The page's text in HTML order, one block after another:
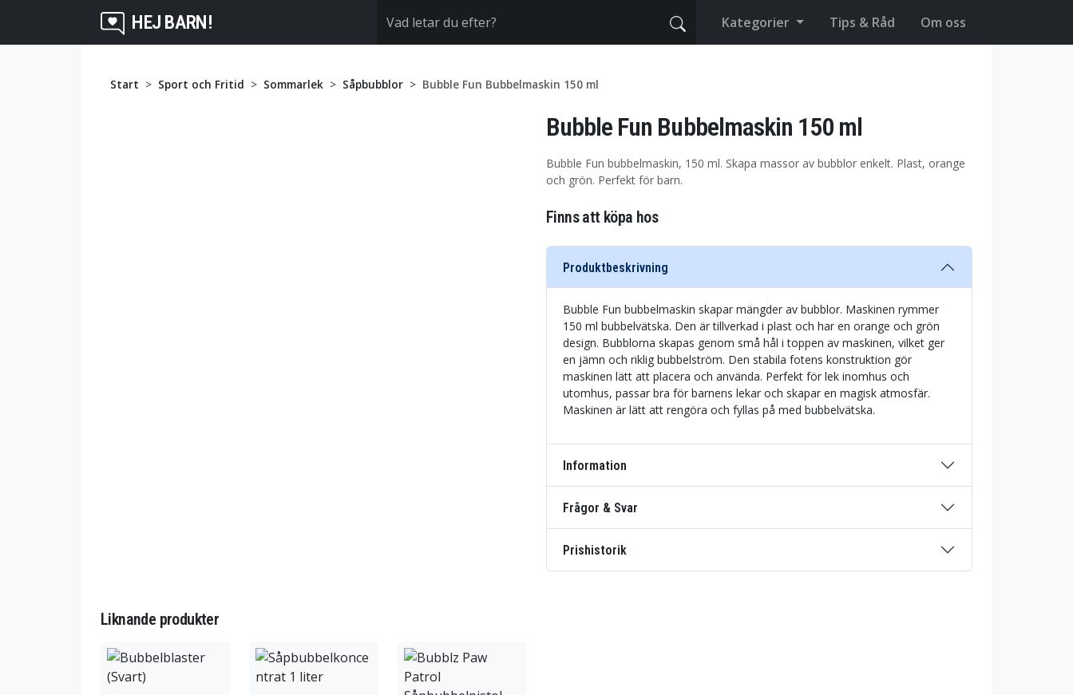
HEJ BARN! Kategorier Tips & Råd Om oss
Start Sport och Fritid Sommarlek Såpbubblor Bubble Fun Bubbelmaskin 150 ml
Bubble Fun Bubbelmaskin 150 ml
Bubble Fun bubbelmaskin, 150 ml. Skapa massor av bubblor enkelt. Plast, orange
och grön. Perfekt för barn.
Finns att köpa hos
Produktbeskrivning
Bubble Fun bubbelmaskin skapar mängder av bubblor. Maskinen rymmer
150 ml bubbelvätska. Den är tillverkad i plast och har en orange och grön
design. Bubblorna skapas genom små hål i toppen av maskinen, vilket ger
en jämn och riklig bubbelström. Den stabila fotens konstruktion gör
maskinen lätt att placera och använda. Perfekt för lek inomhus och
utomhus, passar bra för barnens lekar och skapar en magisk atmosfär.
Maskinen är lätt att rengöra och fyllas på med bubbelvätska.
Information
Frågor & Svar
Prishistorik
Liknande produkter